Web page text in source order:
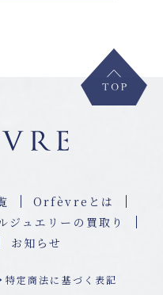
Orfèvreとは
ジュエリーの買取り
お知らせ
特定商法に基づく表記